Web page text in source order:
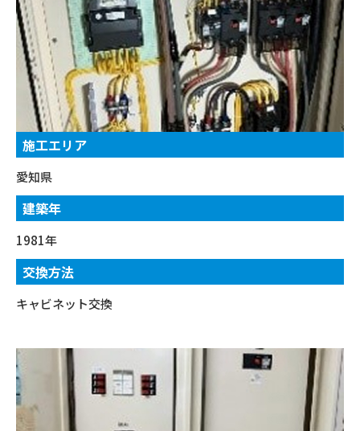
施工エリア
愛知県
建築年
1981年
交換方法
キャビネット交換